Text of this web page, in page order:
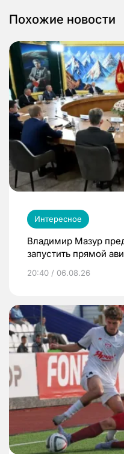
Похожие новости
Интересное
Владимир Мазур
запустить прямой
20:40 / 06.08.26